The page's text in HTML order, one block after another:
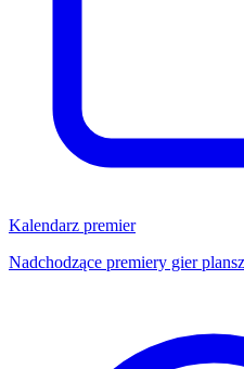
Kalendarz premier
Nadchodzące premiery gier